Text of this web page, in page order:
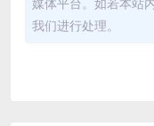
我们进行处理。